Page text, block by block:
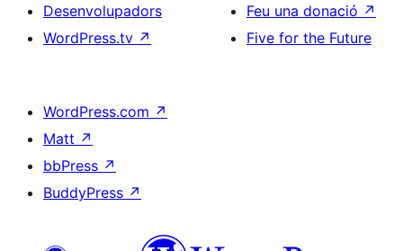
Desenvolupadors
WordPress.tv ↗
Feu una donació ↗
Five for the Future
WordPress.com ↗
Matt ↗
bbPress ↗
BuddyPress ↗